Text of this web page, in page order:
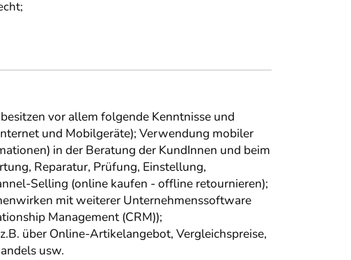
vor allem folgende Kenntnisse und
und Mobilgeräte); Verwendung mobiler
in der Beratung der KundInnen und beim
Reparatur, Prüfung, Einstellung,
Selling (online kaufen - offline retournieren);
mit weiterer Unternehmenssoftware
Management (CRM));
über Online-Artikelangebot, Vergleichspreise,
usw.